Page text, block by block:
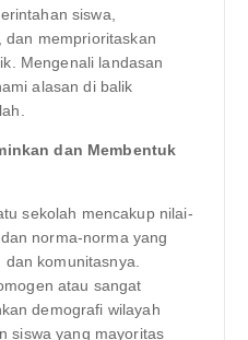
siswa,
dan memprioritaskan
Mengenali landasan
alasan di balik
dan Membentuk
sekolah mencakup nilai-
norma-norma yang
komunitasnya.
atau sangat
demografi wilayah
siswa yang mayoritas